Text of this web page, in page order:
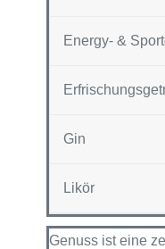
Energy- &
Gin
Likör
Genuss ist eine